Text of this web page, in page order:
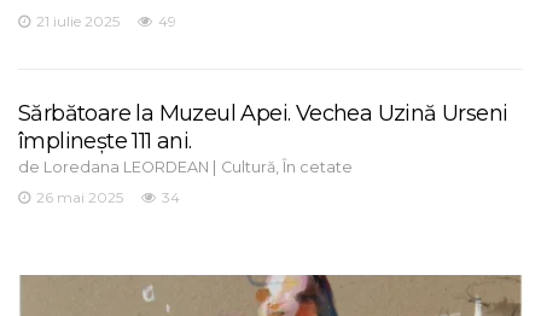
21 iulie 2025
49
Sărbătoare la Muzeul Apei. Vechea Uzină Urseni
împlinește 111 ani.
de Loredana LEORDEAN | Cultură În cetate
26 mai 2025
34